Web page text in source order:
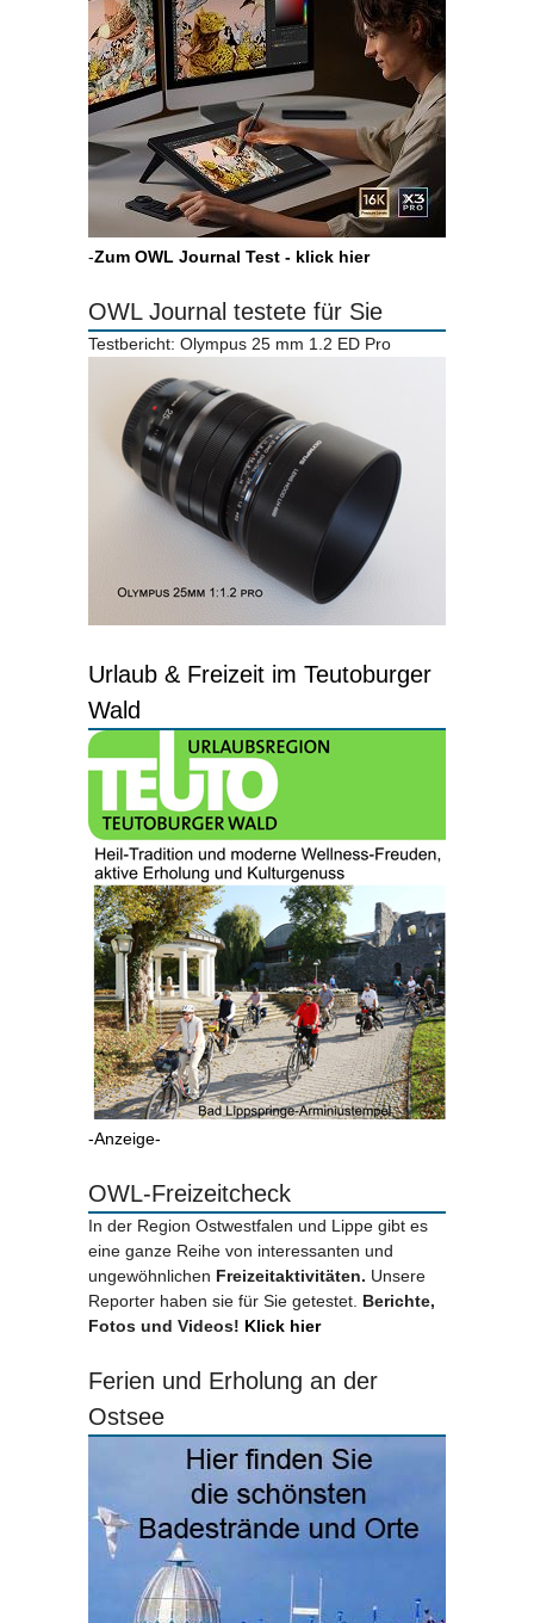
-Zum OWL Journal Test - klick hier
OWL Journal testete für Sie
Testbericht: Olympus 25 mm 1.2 ED Pro
Urlaub & Freizeit im Teutoburger
Wald
-Anzeige-
OWL-Freizeitcheck
In der Region Ostwestfalen und Lippe gibt es
eine ganze Reihe von interessanten und
ungewöhnlichen Freizeitaktivitäten. Unsere
Reporter haben sie für Sie getestet. Berichte,
Fotos und Videos! Klick hier
Ferien und Erholung an der
Ostsee